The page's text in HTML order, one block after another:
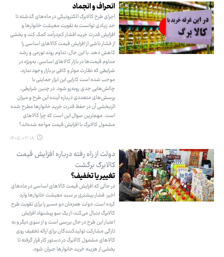
انحراف و انجماد
اجرای طرح کالابرگ الکترونیکی در ماه‌های گذشته تا
حد زیادی توانست به تقویت معیشت خانوارها و
افزایش قدرت خرید اقشار کم‌درآمد کمک کند و بخشی
از فشار ناشی از افزایش قیمت کالاهای اساسی را
کاهش دهد. با این حال، تداوم روند تورمی و رشد
مداوم قیمت‌ها در بازار کالاهای اساسی، به‌ویژه در
شرایطی که نظارت موثر و کافی بر بازار وجود ندارد،
موجب شده است کارایی این ابزار حمایتی با
چالش‌هایی جدی روبه‌رو شود. در چنین شرایطی،
پرسش‌های متعددی درباره آینده این طرح و میزان
اثربخشی آن در حفظ قدرت خرید خانوارها مطرح شده
است. مهم‌ترین سوال این است که چرا کالاهای
مشمول کالابرگ با افزایش قیمت مواجه شده‌اند؟
۱۴۰۵.۰۳.۱۸
دولت از راه رفته درباره افزایش قیمت
کالابرگ برگشت
تغییر یا تخفیف؟
در حالی که افزایش قیمت کالاهای اساسی در ماه‌های
اخیر، فشار بیشتری بر سبد معیشت خانوارها وارد
کرده است، دولت همزمان دو مسیر را برای تقویت طرح
کالابرگ دنبال می‌کند؛ از یک سو پیشنهاد افزایش
اعتبار این طرح در حال بررسی است و از سوی دیگر و به
تازگی مشارکت تولیدکنندگان برای ارائه تخفیف روی
کالاهای مشمول کالابرگ در دستور کار قرار گرفته تا
بخشی از هزینه خرید خانوارها جبران شود.